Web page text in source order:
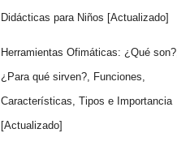
Didácticas para Niños [Actualizado]
Herramientas Ofimáticas: ¿Qué son?,
¿Para qué sirven?, Funciones,
Características, Tipos e Importancia
[Actualizado]